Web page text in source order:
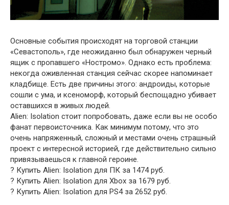
Основные события происходят на торговой станции
«Севастополь», где неожиданно был обнаружен черный
ящик с пропавшего «Ностромо». Однако есть проблема:
некогда оживленная станция сейчас скорее напоминает
кладбище. Есть две причины этого: андроиды, которые
сошли с ума, и ксеноморф, который беспощадно убивает
оставшихся в живых людей.
Alien: Isolation стоит попробовать, даже если вы не особо
фанат первоисточника. Как минимум потому, что это
очень напряженный, сложный и местами очень страшный
проект с интересной историей, где действительно сильно
привязываешься к главной героине.
? Купить Alien: Isolation для ПК за 1474 руб.
? Купить Alien: Isolation для Xbox за 1679 руб.
? Купить Alien: Isolation для PS4 за 2652 руб.